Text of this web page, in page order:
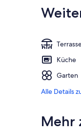
Küche
Garten
Alle Details
Mehr